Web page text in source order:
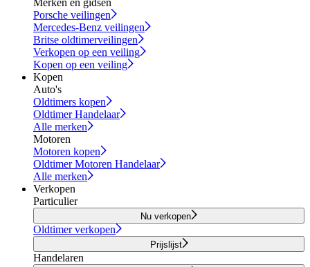
Merken en gidsen
Porsche veilingen
Mercedes-Benz veilingen
Britse oldtimerveilingen
Verkopen op een veiling
Kopen op een veiling
Kopen
Auto's
Oldtimers kopen
Oldtimer Handelaar
Alle merken
Motoren
Motoren kopen
Oldtimer Motoren Handelaar
Alle merken
Verkopen
Particulier
Nu verkopen
Oldtimer verkopen
Prijslijst
Handelaren